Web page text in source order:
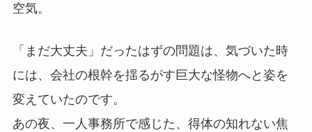
空気。
「まだ大丈夫」だったはずの問題は、気づいた時
には、会社の根幹を揺るがす巨大な怪物へと姿を
変えていたのです。
あの夜、一人事務所で感じた、得体の知れない焦